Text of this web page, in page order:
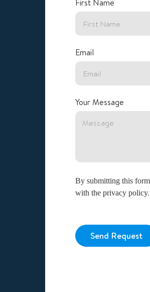
First Name
Email
Your Message
By submitting this
with the privacy policy.
Send Request